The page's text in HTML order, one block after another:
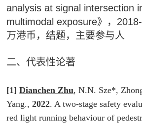
analysis at signal intersection
multimodal exposure》，
万港币，结题，主要参与人
二、代表性论著
[1]Dianchen Zhu, N.N. Sze*,
Yang.,2022. A two-stage safety
red light running behaviour of